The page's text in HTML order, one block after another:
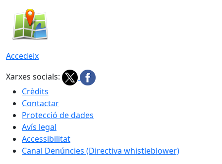
Accedeix
Xarxes socials:
Crèdits
Contactar
Protecció de dades
Avís legal
Accessibilitat
Canal Denúncies (Directiva whistleblower)